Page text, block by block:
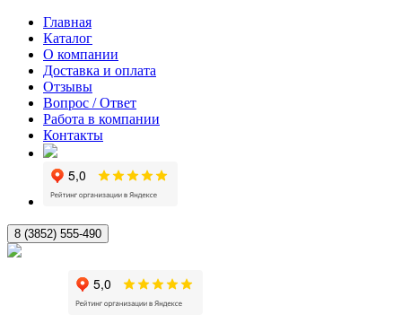
Главная
Каталог
О компании
Доставка и оплата
Отзывы
Вопрос / Ответ
Работа в компании
Контакты
8 (3852) 555-490